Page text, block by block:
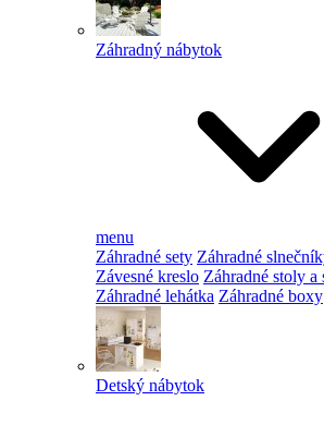
Záhradný nábytok
menu
Záhradné sety Záhradné
Závesné kreslo Záhradné stoly a
Záhradné lehátka Záhradné boxy
Detský nábytok